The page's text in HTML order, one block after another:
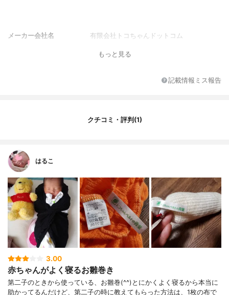
メーカー会社名 有限会社トコちゃんドットコム
もっと見る
記載情報ミス報告
クチコミ・評判(1)
はるこ
3.00
赤ちゃんがよく寝るお雛巻き
第二子のときから使っている、お雛巻(^^)とにかくよく寝るから本当に
助かってるんだけど、第二子の時に教えてもらった方法は、1枚の布で